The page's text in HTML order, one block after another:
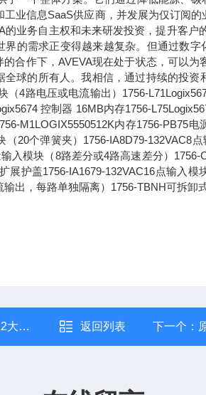
业信息SaaS供应商，并发展为仅订阅
业务自主权和未来研发投资，提升客
的需求正变得越来越复杂。但通过数
合作下，AVEVA现在处于状态，可以
球的所有人。我相信，通过持续的投资
4路电压或电流输出）1756-
控制器 16MB内存1756-
M1LOGIX5550512K内存1756-PB75电
20个弹簧夹）1756-IA8D79-132VAC8
入模块（8路差分或4路高速差分）
展护盖1756-IA1679-132VAC16点输入
出，每路单独隔离）1756-TBNH可拆卸
货 返回列表 下一个：